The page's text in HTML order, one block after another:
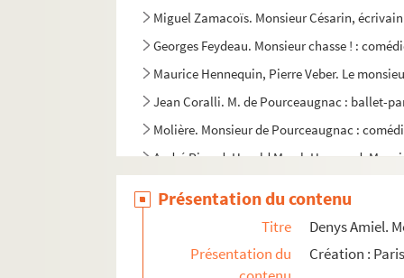
Miguel Zamacoïs. Monsieur Césarin,
Georges Feydeau. Monsieur chasse ! :
Maurice Hennequin, Pierre Veber. Le
Jean Coralli. M. de Pourceaugnac : ballet-
Molière. Monsieur de Pourceaugnac :
André Picard, Harold Marsh Harwood.
Alexandre Bisson, Fabrice Carré. Monsieur
Présentation du contenu
Titre
Denys Amiel.
Présentation du
Création :